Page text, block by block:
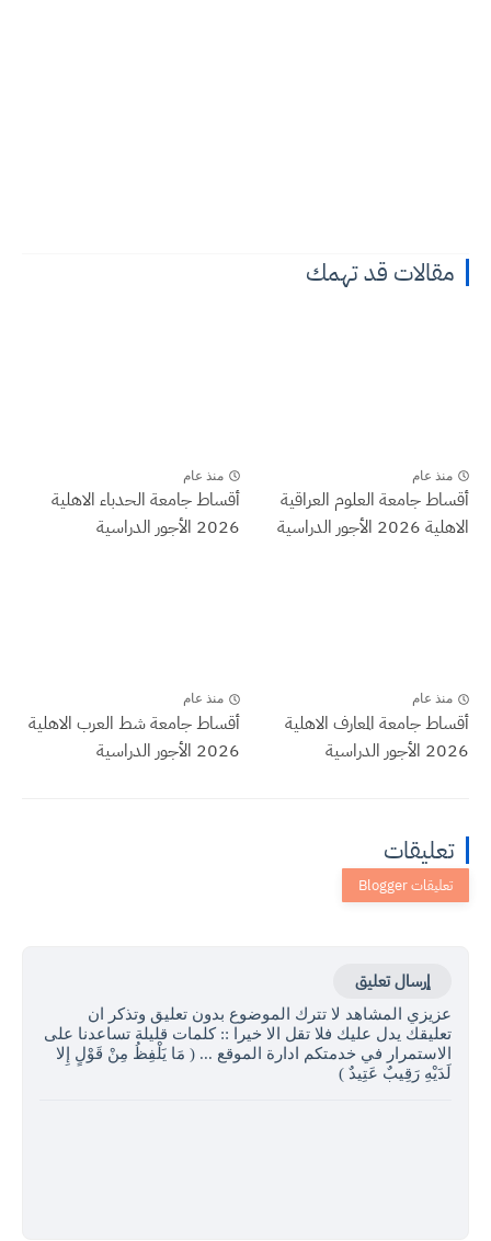
مقالات قد تهمك
منذ عام
أقساط جامعة العلوم العراقية
الاهلية 2026 الأجور الدراسية
منذ عام
أقساط جامعة الحدباء الاهلية
2026 الأجور الدراسية
منذ عام
أقساط جامعة المعارف الاهلية
2026 الأجور الدراسية
منذ عام
أقساط جامعة شط العرب الاهلية
2026 الأجور الدراسية
تعليقات
إرسال تعليق
عزيزي المشاهد لا تترك الموضوع بدون تعليق وتذكر ان
تعليقك يدل عليك فلا تقل الا خيرا :: كلمات قليلة تساعدنا على
الاستمرار في خدمتكم ادارة الموقع ... ( مَا يَلْفِظُ مِنْ قَوْلٍ إِلا
لَدَيْهِ رَقِيبٌ عَتِيدٌ )